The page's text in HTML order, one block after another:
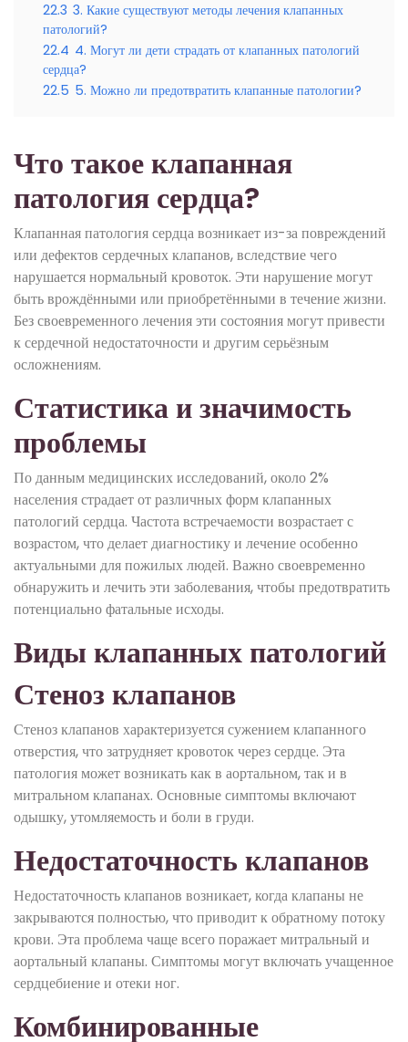
22.3 3. Какие существуют методы лечения клапанных
патологий?
22.4 4. Могут ли дети страдать от клапанных патологий
сердца?
22.5 5. Можно ли предотвратить клапанные патологии?
Что такое клапанная
патология сердца?
Клапанная патология сердца возникает из-за повреждений
или дефектов сердечных клапанов, вследствие чего
нарушается нормальный кровоток. Эти нарушение могут
быть врождёнными или приобретёнными в течение жизни.
Без своевременного лечения эти состояния могут привести
к сердечной недостаточности и другим серьёзным
осложнениям.
Статистика и значимость
проблемы
По данным медицинских исследований, около 2%
населения страдает от различных форм клапанных
патологий сердца. Частота встречаемости возрастает с
возрастом, что делает диагностику и лечение особенно
актуальными для пожилых людей. Важно своевременно
обнаружить и лечить эти заболевания, чтобы предотвратить
потенциально фатальные исходы.
Виды клапанных патологий
Стеноз клапанов
Стеноз клапанов характеризуется сужением клапанного
отверстия, что затрудняет кровоток через сердце. Эта
патология может возникать как в аортальном, так и в
митральном клапанах. Основные симптомы включают
одышку, утомляемость и боли в груди.
Недостаточность клапанов
Недостаточность клапанов возникает, когда клапаны не
закрываются полностью, что приводит к обратному потоку
крови. Эта проблема чаще всего поражает митральный и
аортальный клапаны. Симптомы могут включать учащенное
сердцебиение и отеки ног.
Комбинированные